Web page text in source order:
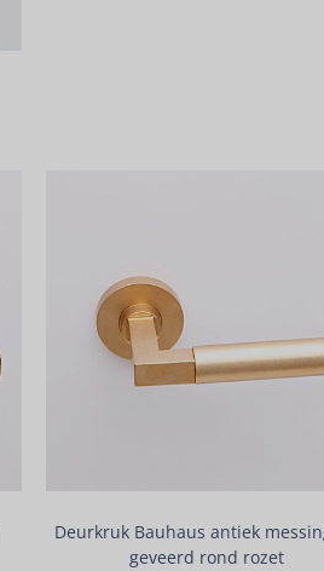
Deurkruk Bauhaus antiek
geveerd rond rozet